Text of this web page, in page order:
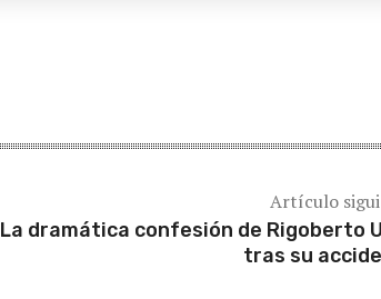
Artículo
La dramática confesión de Rigoberto
tras su